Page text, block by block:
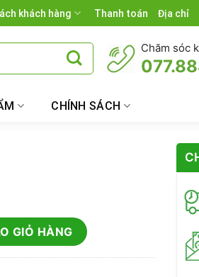
khách hàng Thanh toán Địa chỉ
Chăm sóc
CHÍNH SÁCH
GIỎ HÀNG